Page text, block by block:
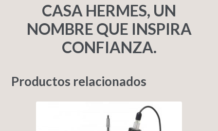
CASA HERMES, UN
NOMBRE QUE INSPIRA
CONFIANZA.
Productos relacionados